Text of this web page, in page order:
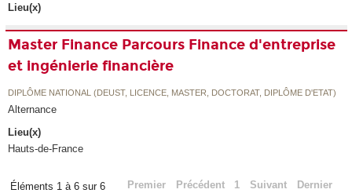
Lieu(x)
Master Finance Parcours Finance d'entreprise
et ingénierie financière
DIPLÔME NATIONAL (DEUST, LICENCE, MASTER, DOCTORAT, DIPLÔME D'ETAT)
Alternance
Lieu(x)
Hauts-de-France
Éléments 1 à 6 sur 6 Premier Précédent 1 Suivant Dernier